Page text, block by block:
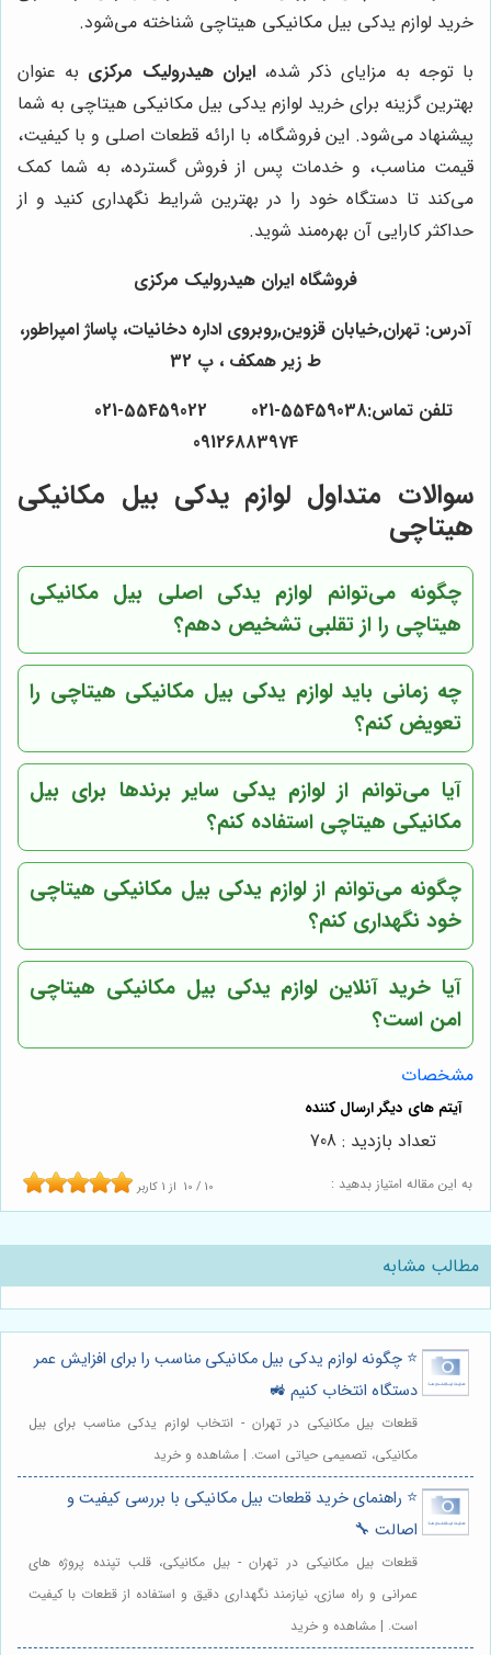
خرید لوازم یدکی بیل مکانیکی هیتاچی شناخته می‌شود.
با توجه به مزایای ذکر شده،ایران هیدرولیک مرکزی به عنوان
بهترین گزینه برای خرید لوازم یدکی بیل مکانیکی هیتاچی به شما
پیشنهاد می‌شود. این فروشگاه، با ارائه قطعات اصلی و با کیفیت،
قیمت مناسب، و خدمات پس از فروش گسترده، به شما کمک
می‌کند تا دستگاه خود را در بهترین شرایط نگهداری کنید و از
حداکثر کارایی آن بهره‌مند شوید.
فروشگاه ایران هیدرولیک مرکزی
آدرس: تهران,خیابان قزوین,روبروی اداره دخانیات، پاساژ امپراطور،
ط زیر همکف ، پ 32
09126883974
سوالات متداول لوازم یدکی بیل مکانیکی
هیتاچی
چگونه می‌توانم لوازم یدکی اصلی بیل مکانیکی
هیتاچی را از تقلبی تشخیص دهم؟
چه زمانی باید لوازم یدکی بیل مکانیکی هیتاچی را
تعویض کنم؟
آیا می‌توانم از لوازم یدکی سایر برندها برای بیل
مکانیکی هیتاچی استفاده کنم؟
چگونه می‌توانم از لوازم یدکی بیل مکانیکی هیتاچی
خود نگهداری کنم؟
آیا خرید آنلاین لوازم یدکی بیل مکانیکی هیتاچی
امن است؟
مشخصات
به این مقاله امتیاز بدهید : 10 / 10 از 1 کاربر
تعداد بازدید : 708
مطالب مشابه
⭐️ چگونه لوازم یدکی بیل مکانیکی مناسب را برای افزایش عمر
دستگاه انتخاب کنیم 🚜
قطعات بیل مکانیکی در تهران - انتخاب لوازم یدکی مناسب برای بیل
مکانیکی، تصمیمی حیاتی است. | مشاهده و خرید
⭐️ راهنمای خرید قطعات بیل مکانیکی با بررسی کیفیت و
اصالت 🔧
قطعات بیل مکانیکی در تهران - بیل مکانیکی، قلب تپنده پروژه های
عمرانی و راه سازی، نیازمند نگهداری دقیق و استفاده از قطعات با کیفیت
است. | مشاهده و خرید